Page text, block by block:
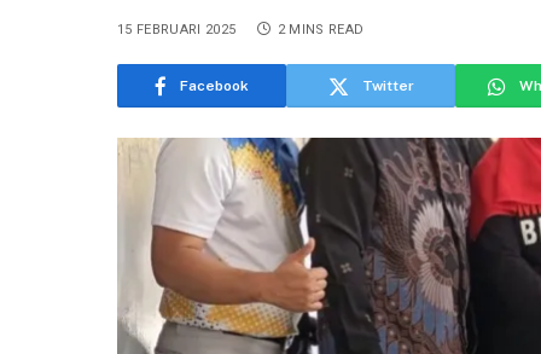
15 FEBRUARI 2025 2 MINS READ
Facebook Twitter